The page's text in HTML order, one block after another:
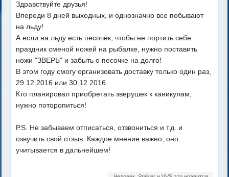
Здравствуйте друзья!
Впереди 8 дней выходных, и однозначно все побывают
на льду!
А если на льду есть песочек, чтобы не портить себе
праздник сменой ножей на рыбалке, нужно поставить
ножи "ЗВЕРЬ" и забыть о песочке на долго!
В этом году смогу организовать доставку только один раз,
29.12.2016 или 30.12.2016.
Кто планировал приобретать зверушек к каникулам,
нужно поторопиться!
Р.S. Не забываем отписаться, отзвониться и т.д. и
озвучить свой отзыв. Каждое мнение важно, оно
учитывается в дальнейшем!